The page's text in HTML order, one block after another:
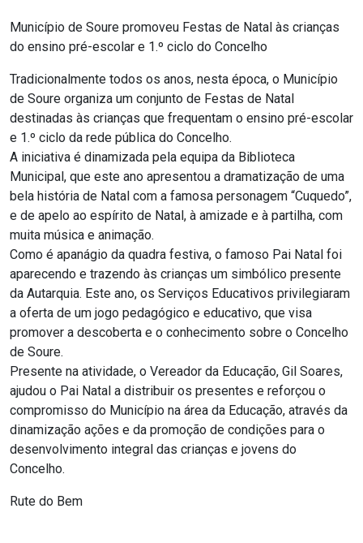
Município de Soure promoveu Festas de Natal às crianças
do ensino pré-escolar e 1.º ciclo do Concelho
Tradicionalmente todos os anos, nesta época, o Município
de Soure organiza um conjunto de Festas de Natal
destinadas às crianças que frequentam o ensino pré-escolar
e 1.º ciclo da rede pública do Concelho.
A iniciativa é dinamizada pela equipa da Biblioteca
Municipal, que este ano apresentou a dramatização de uma
bela história de Natal com a famosa personagem “Cuquedo”,
e de apelo ao espírito de Natal, à amizade e à partilha, com
muita música e animação.
Como é apanágio da quadra festiva, o famoso Pai Natal foi
aparecendo e trazendo às crianças um simbólico presente
da Autarquia. Este ano, os Serviços Educativos privilegiaram
a oferta de um jogo pedagógico e educativo, que visa
promover a descoberta e o conhecimento sobre o Concelho
de Soure.
Presente na atividade, o Vereador da Educação, Gil Soares,
ajudou o Pai Natal a distribuir os presentes e reforçou o
compromisso do Município na área da Educação, através da
dinamização ações e da promoção de condições para o
desenvolvimento integral das crianças e jovens do
Concelho.
Rute do Bem